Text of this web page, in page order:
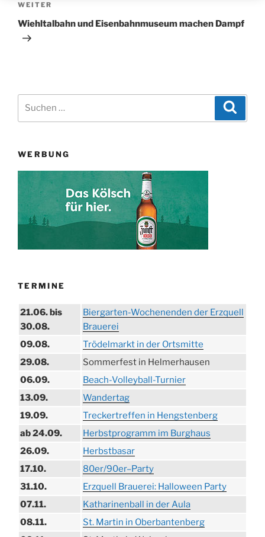
Nächster
Beitrag
WEITER
Wiehltalbahn und Eisenbahnmuseum machen Dampf
WERBUNG
TERMINE
21.06. bis
30.08.
Biergarten-Wochenenden der Erzquell
Brauerei
09.08.
Trödelmarkt in der Ortsmitte
29.08.
Sommerfest in Helmerhausen
06.09.
Beach-Volleyball-Turnier
13.09.
Wandertag
19.09.
Treckertreffen in Hengstenberg
ab 24.09.
Herbstprogramm im Burghaus
26.09.
Herbstbasar
17.10.
80er/90er–Party
31.10.
Erzquell Brauerei: Halloween Party
07.11.
Katharinenball in der Aula
08.11.
St. Martin in Oberbantenberg